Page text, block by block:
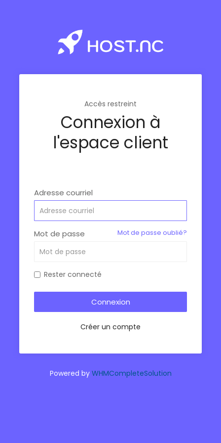
Connexion à
l'espace client
Accès restreint
Adresse courriel
Mot de passe Mot de passe oublié?
Rester connecté
Créer un compte
Powered by WHMCompleteSolution